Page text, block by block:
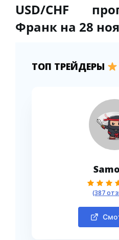
USD/CHF
Франк на 28
ТОП ТРЕЙДЕРЫ
(387